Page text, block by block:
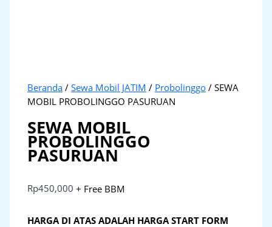
Beranda /Sewa Mobil JATIM / Probolinggo / SEWA
MOBIL PROBOLINGGO PASURUAN
SEWA MOBIL
PROBOLINGGO
PASURUAN
Rp450,000 + Free BBM
HARGA DI ATAS ADALAH HARGA START FORM